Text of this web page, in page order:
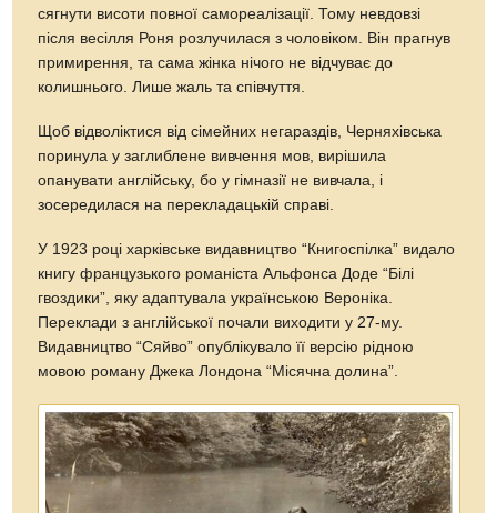
сягнути висоти повної самореалізації. Тому невдовзі
після весілля Роня розлучилася з чоловіком. Він прагнув
примирення, та сама жінка нічого не відчуває до
колишнього. Лише жаль та співчуття.
Щоб відволіктися від сімейних негараздів, Черняхівська
поринула у заглиблене вивчення мов, вирішила
опанувати англійську, бо у гімназії не вивчала, і
зосередилася на перекладацькій справі.
У 1923 році харківське видавництво “Книгоспілка” видало
книгу французького романіста Альфонса Доде “Білі
гвоздики”, яку адаптувала українською Вероніка.
Переклади з англійської почали виходити у 27-му.
Видавництво “Сяйво” опублікувало її версію рідною
мовою роману Джека Лондона “Місячна долина”.